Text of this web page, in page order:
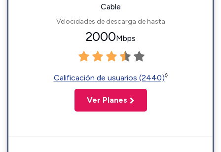
Cable
Velocidades de descarga de hasta
2000Mbps
Calificación de usuarios (2440)◊
Ver Planes